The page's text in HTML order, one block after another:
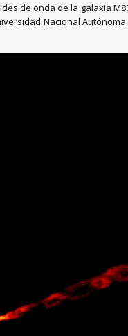
de onda de la galaxia
Nacional